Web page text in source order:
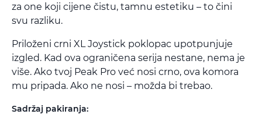
za one koji cijene čistu, tamnu estetiku – to čini
svu razliku.
Priloženi crni XL Joystick poklopac upotpunjuje
izgled. Kad ova ograničena serija nestane, nema je
više. Ako tvoj Peak Pro već nosi crno, ova komora
mu pripada. Ako ne nosi – možda bi trebao.
Sadržaj pakiranja: